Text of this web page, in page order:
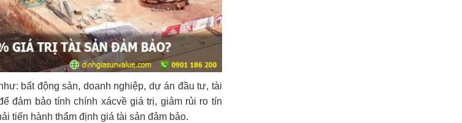
bất động sản, doanh nghiệp, dự án đầu tư, tài
đảm bảo tính chính xácvề giá trị, giảm rủi ro tín
tiến hành thẩm định giá tài sản đảm bảo.